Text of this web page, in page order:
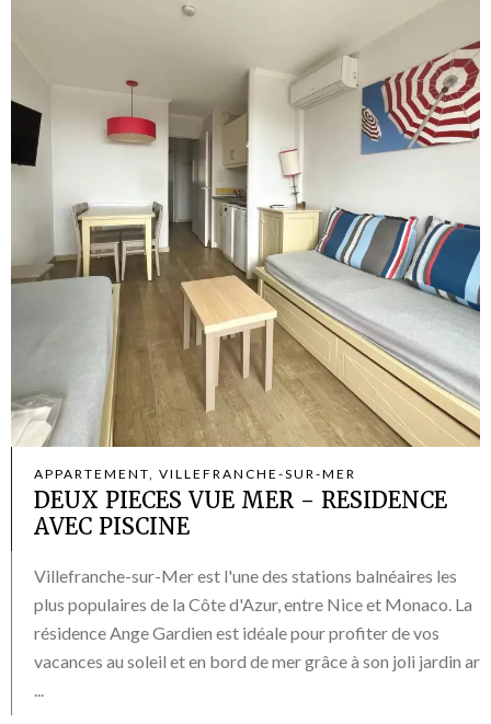
APPARTEMENT, VILLEFRANCHE-SUR-MER
DEUX PIECES VUE MER - RESIDENCE
AVEC PISCINE
Villefranche-sur-Mer est l'une des stations balnéaires les
plus populaires de la Côte d'Azur, entre Nice et Monaco. La
résidence Ange Gardien est idéale pour profiter de vos
vacances au soleil et en bord de mer grâce à son joli jardin ar
...